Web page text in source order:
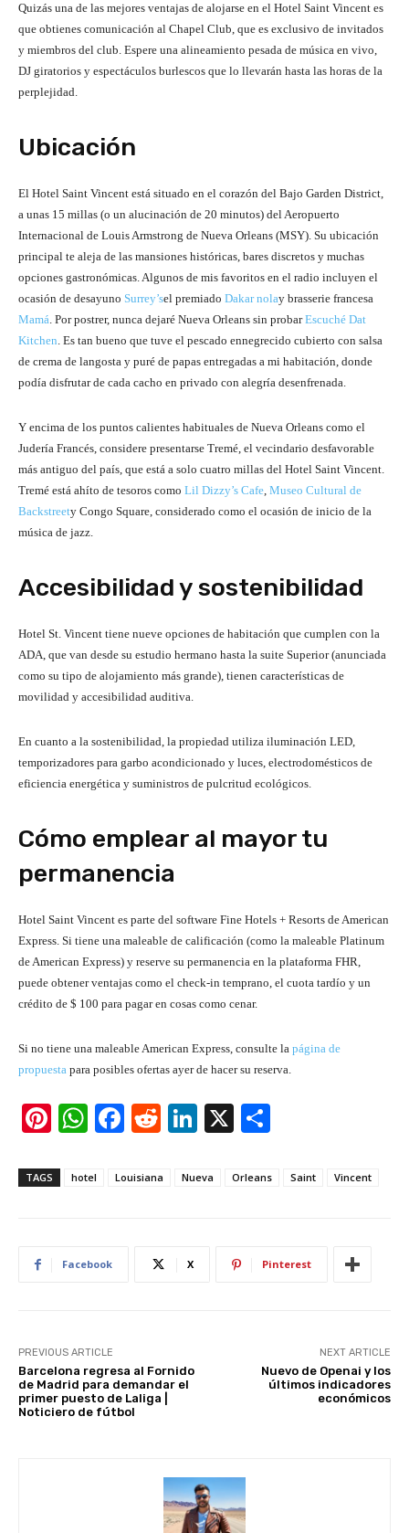
Quizás una de las mejores ventajas de alojarse en el Hotel Saint Vincent es
que obtienes comunicación al Chapel Club, que es exclusivo de invitados
y miembros del club. Espere una alineamiento pesada de música en vivo,
DJ giratorios y espectáculos burlescos que lo llevarán hasta las horas de la
perplejidad.
Ubicación
El Hotel Saint Vincent está situado en el corazón del Bajo Garden District,
a unas 15 millas (o un alucinación de 20 minutos) del Aeropuerto
Internacional de Louis Armstrong de Nueva Orleans (MSY). Su ubicación
principal te aleja de las mansiones históricas, bares discretos y muchas
opciones gastronómicas. Algunos de mis favoritos en el radio incluyen el
ocasión de desayuno Surrey’sel premiado Dakar nolay brasserie francesa
Mamá. Por postrer, nunca dejaré Nueva Orleans sin probarEscuché Dat
Kitchen. Es tan bueno que tuve el pescado ennegrecido cubierto con salsa
de crema de langosta y puré de papas entregadas a mi habitación, donde
podía disfrutar de cada cacho en privado con alegría desenfrenada.
Y encima de los puntos calientes habituales de Nueva Orleans como el
Judería Francés, considere presentarse Tremé, el vecindario desfavorable
más antiguo del país, que está a solo cuatro millas del Hotel Saint Vincent.
Tremé está ahíto de tesoros como Lil Dizzy’s Cafe, Museo Cultural de
Backstreety Congo Square, considerado como el ocasión de inicio de la
música de jazz.
Accesibilidad y sostenibilidad
Hotel St. Vincent tiene nueve opciones de habitación que cumplen con la
ADA, que van desde su estudio hermano hasta la suite Superior (anunciada
como su tipo de alojamiento más grande), tienen características de
movilidad y accesibilidad auditiva.
En cuanto a la sostenibilidad, la propiedad utiliza iluminación LED,
temporizadores para garbo acondicionado y luces, electrodomésticos de
eficiencia energética y suministros de pulcritud ecológicos.
Cómo emplear al mayor tu
permanencia
Hotel Saint Vincent es parte del software Fine Hotels + Resorts de American
Express. Si tiene una maleable de calificación (como la maleable Platinum
de American Express) y reserve su permanencia en la plataforma FHR,
puede obtener ventajas como el check-in temprano, el cuota tardío y un
crédito de $ 100 para pagar en cosas como cenar.
Si no tiene una maleable American Express, consulte la página de
propuesta para posibles ofertas ayer de hacer su reserva.
Pi
er
W
at
p
F
c
R
d
Li
k
X
ar
TAGS hotel Louisiana Nueva Orleans Saint Vincent
Facebook X Pinterest
PREVIOUS ARTICLE
Barcelona regresa al Fornido
de Madrid para demandar el
primer puesto de Laliga |
Noticiero de fútbol
NEXT ARTICLE
Nuevo de Openai y los
últimos indicadores
económicos